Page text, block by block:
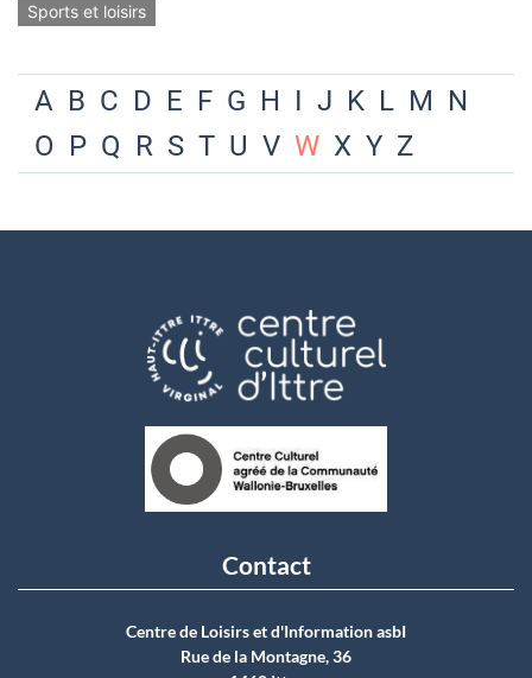
Sports et loisirs
A B C D E F G H I J K L M N
O P Q R S T U V W X Y Z
Contact
Centre de Loisirs et d'Information asbI
Rue de la Montagne, 36